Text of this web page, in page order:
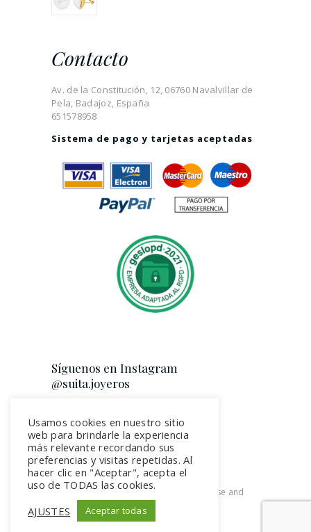
Contacto
Av. de la Constitución, 12, 06760 Navalvillar de
Pela, Badajoz, España
651578958
Sistema de pago y tarjetas aceptadas
Síguenos en Instagram
@suita.joyeros
2026. All rights reserved. Terms of use and
Privacy Policy
Usamos cookies en nuestro sitio
web para brindarle la experiencia
más relevante recordando sus
preferencias y visitas repetidas. Al
hacer clic en "Aceptar", acepta el
uso de TODAS las cookies.
AJUSTES
Aceptar todas